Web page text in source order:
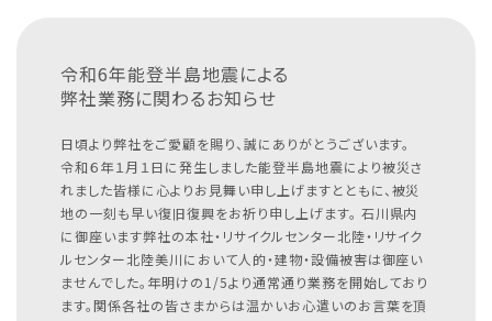
令和6年能登半島地震による
弊社業務に関わるお知らせ
日頃より弊社をご愛顧を賜り、誠にありがとうございます。
令和６年１月１日に発生しました能登半島地震により被災さ
れました皆様に心よりお見舞い申し上げますとともに、被災
地の一刻も早い復旧復興をお祈り申し上げます。 石川県内
に御座います弊社の本社・リサイクルセンター北陸・リサイク
ルセンター北陸美川において人的・建物・設備被害は御座い
ませんでした。年明けの1/5より通常通り業務を開始しており
ます。関係各社の皆さまからは温かいお心遣いのお言葉を頂